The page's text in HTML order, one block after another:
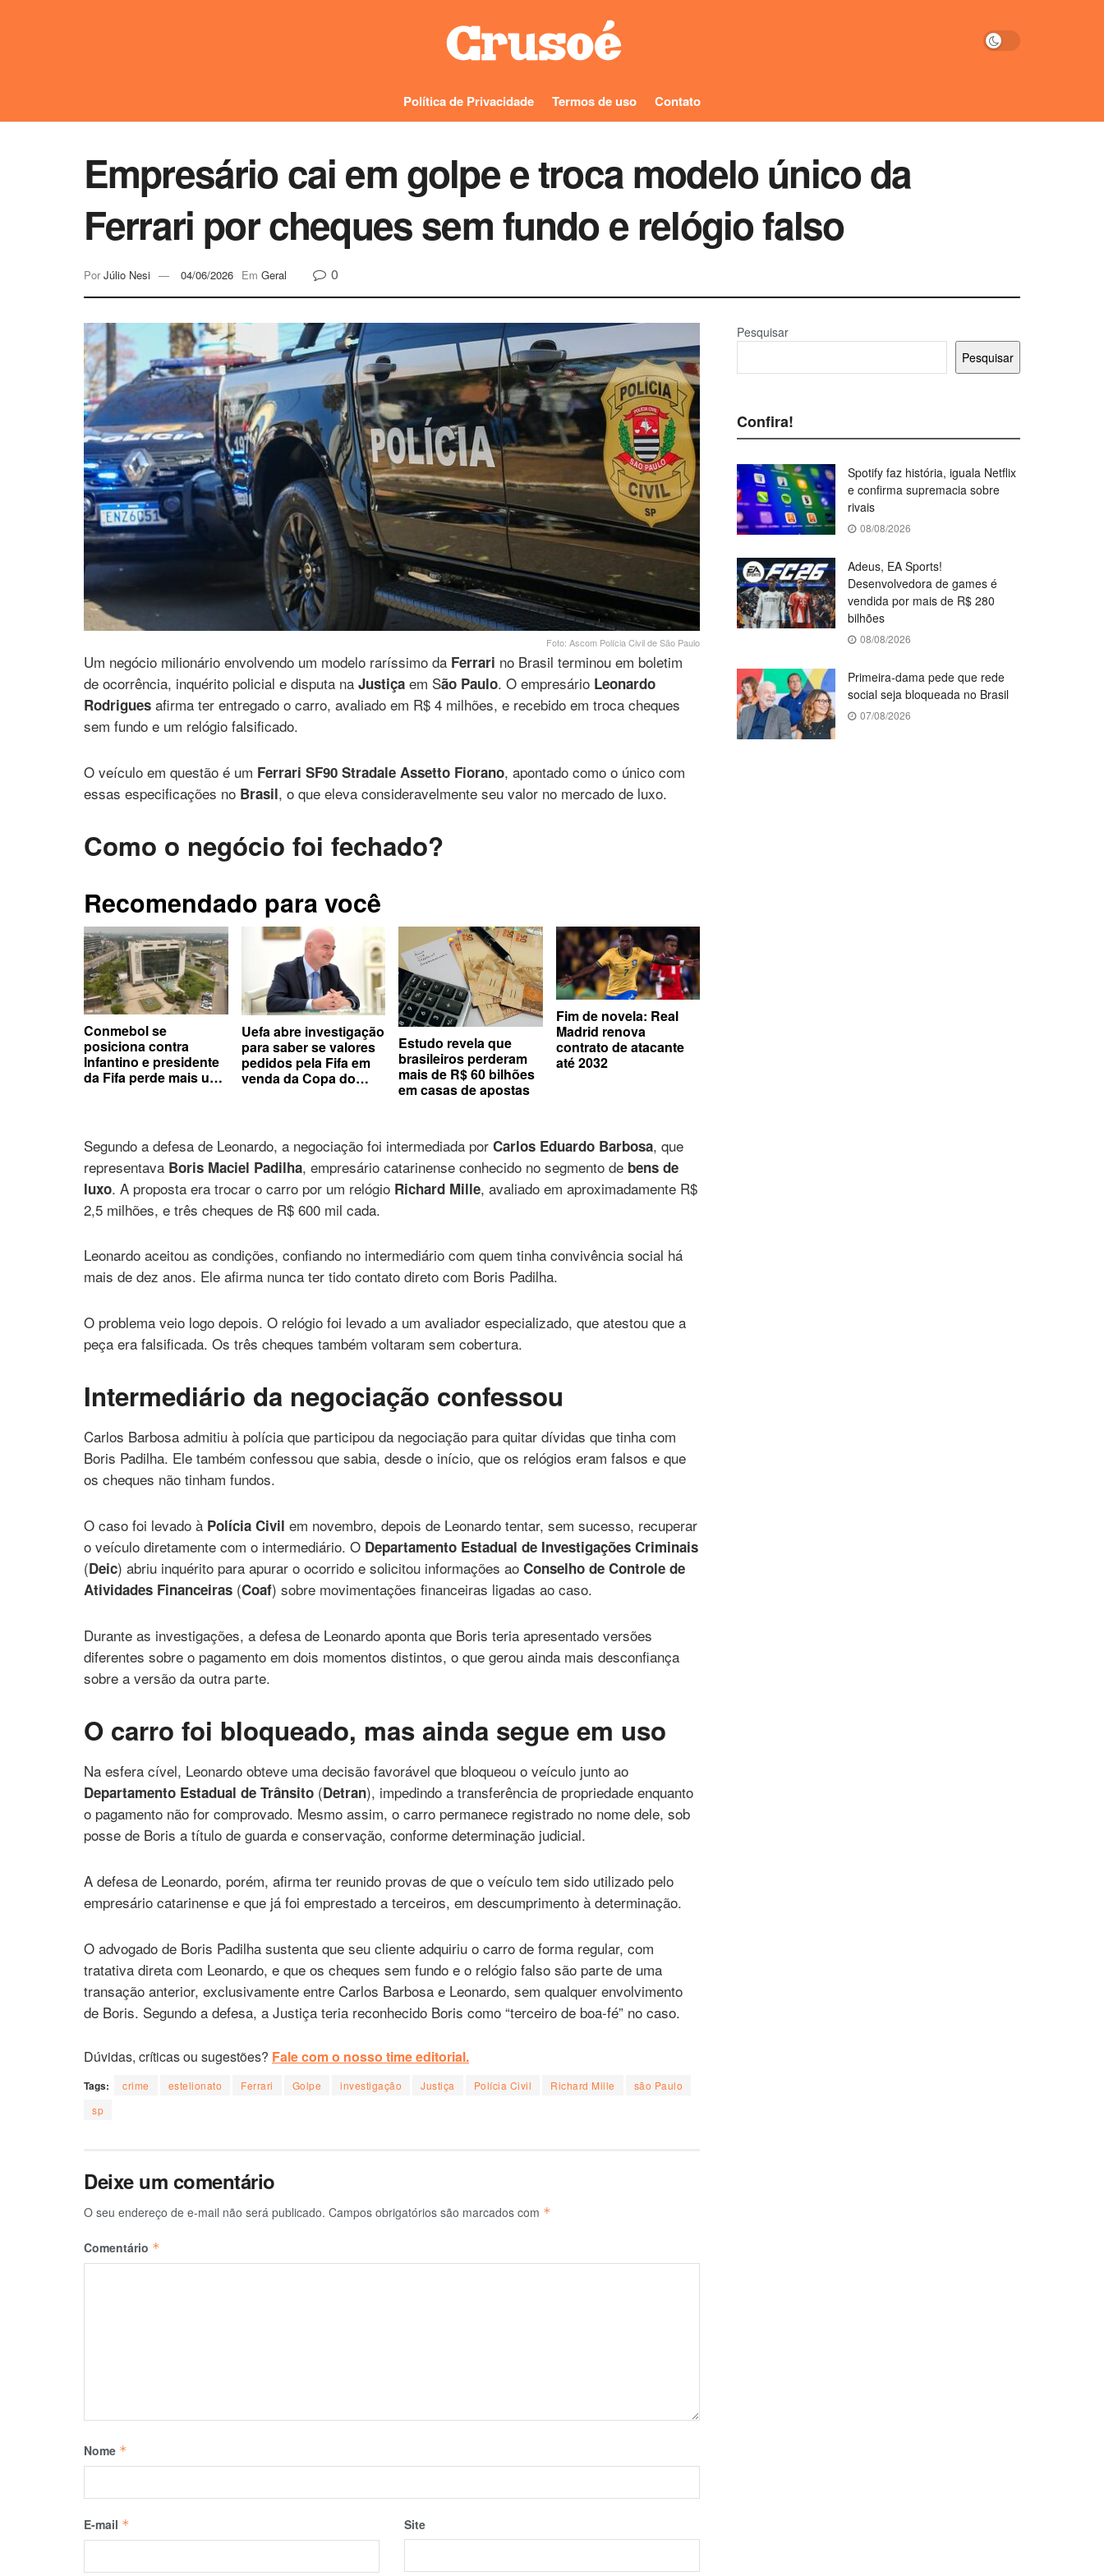
Política de Privacidade Termos de uso Contato
Empresário cai em golpe e troca modelo único da
Ferrari por cheques sem fundo e relógio falso
Por Júlio Nesi 04/06/2026 Em Geral 0
Foto: Ascom Polícia Civil de São Paulo
Um negócio milionário envolvendo um modelo raríssimo da Ferrari no Brasil terminou em boletim
de ocorrência, inquérito policial e disputa na Justiça em São Paulo. O empresário Leonardo
Rodrigues afirma ter entregado o carro, avaliado em R$ 4 milhões, e recebido em troca cheques
sem fundo e um relógio falsificado.
O veículo em questão é um Ferrari SF90 Stradale Assetto Fiorano, apontado como o único com
essas especificações no Brasil, o que eleva consideravelmente seu valor no mercado de luxo.
Como o negócio foi fechado?
Recomendado para você
Conmebol se
posiciona contra
Infantino e presidente
da Fifa perde mais um
Uefa abre investigação
para saber se valores
pedidos pela Fifa em
venda da Copa do
Estudo revela que
brasileiros perderam
mais de R$ 60 bilhões
em casas de apostas
Fim de novela: Real
Madrid renova
contrato de atacante
até 2032
Segundo a defesa de Leonardo, a negociação foi intermediada por Carlos Eduardo Barbosa, que
representava Boris Maciel Padilha, empresário catarinense conhecido no segmento de bens de
luxo. A proposta era trocar o carro por um relógio Richard Mille, avaliado em aproximadamente R$
2,5 milhões, e três cheques de R$ 600 mil cada.
Leonardo aceitou as condições, confiando no intermediário com quem tinha convivência social há
mais de dez anos. Ele afirma nunca ter tido contato direto com Boris Padilha.
O problema veio logo depois. O relógio foi levado a um avaliador especializado, que atestou que a
peça era falsificada. Os três cheques também voltaram sem cobertura.
Intermediário da negociação confessou
Carlos Barbosa admitiu à polícia que participou da negociação para quitar dívidas que tinha com
Boris Padilha. Ele também confessou que sabia, desde o início, que os relógios eram falsos e que
os cheques não tinham fundos.
O caso foi levado à Polícia Civil em novembro, depois de Leonardo tentar, sem sucesso, recuperar
o veículo diretamente com o intermediário. O Departamento Estadual de Investigações Criminais
(Deic) abriu inquérito para apurar o ocorrido e solicitou informações ao Conselho de Controle de
Atividades Financeiras (Coaf) sobre movimentações financeiras ligadas ao caso.
Durante as investigações, a defesa de Leonardo aponta que Boris teria apresentado versões
diferentes sobre o pagamento em dois momentos distintos, o que gerou ainda mais desconfiança
sobre a versão da outra parte.
O carro foi bloqueado, mas ainda segue em uso
Na esfera cível, Leonardo obteve uma decisão favorável que bloqueou o veículo junto ao
Departamento Estadual de Trânsito (Detran), impedindo a transferência de propriedade enquanto
o pagamento não for comprovado. Mesmo assim, o carro permanece registrado no nome dele, sob
posse de Boris a título de guarda e conservação, conforme determinação judicial.
A defesa de Leonardo, porém, afirma ter reunido provas de que o veículo tem sido utilizado pelo
empresário catarinense e que já foi emprestado a terceiros, em descumprimento à determinação.
O advogado de Boris Padilha sustenta que seu cliente adquiriu o carro de forma regular, com
tratativa direta com Leonardo, e que os cheques sem fundo e o relógio falso são parte de uma
transação anterior, exclusivamente entre Carlos Barbosa e Leonardo, sem qualquer envolvimento
de Boris. Segundo a defesa, a Justiça teria reconhecido Boris como “terceiro de boa-fé” no caso.
Dúvidas, críticas ou sugestões? Fale com o nosso time editorial.
Tags: crime estelionato Ferrari Golpe investigação Justiça Polícia Civil Richard Mille
são Paulo
sp
Deixe um comentário
O seu endereço de e-mail não será publicado. Campos obrigatórios são marcados com *
Comentário *
Nome *
E-mail * Site
Pesquisar
Pesquisar
Confira!
Spotify faz história, iguala Netflix
e confirma supremacia sobre
rivais
08/08/2026
Adeus, EA Sports!
Desenvolvedora de games é
vendida por mais de R$ 280
bilhões
08/08/2026
Primeira-dama pede que rede
social seja bloqueada no Brasil
07/08/2026